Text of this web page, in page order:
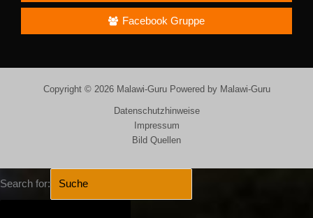
Facebook Gruppe
Copyright © 2026 Malawi-Guru Powered by Malawi-Guru
Datenschutzhinweise
Impressum
Bild Quellen
Search for: